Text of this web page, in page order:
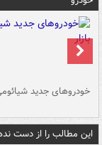
خودروهای جدید شیائومی
این مطالب را از دست